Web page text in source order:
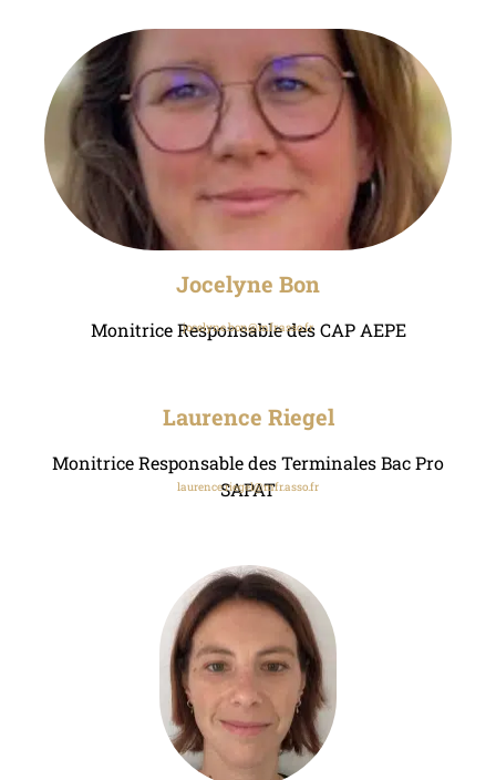
Jocelyne Bon
Monitrice Responsable des CAP AEPE
jocelyne.bon@mfr.asso.fr
Laurence Riegel
Monitrice Responsable des Terminales Bac Pro
SAPAT
laurence.riegel@mfr.asso.fr